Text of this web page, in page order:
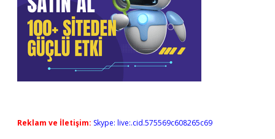
Reklam ve İletişim: Skype: live:.cid.575569c608265c69